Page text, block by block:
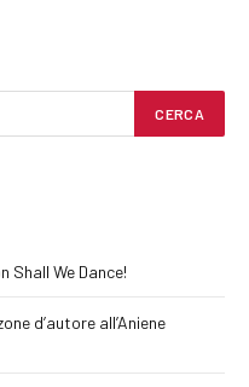
Shall We Dance!
d’autore all’Aniene